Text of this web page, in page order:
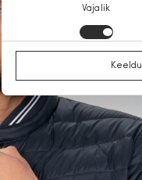
Nõusoleku
Vajalik
Keeldu